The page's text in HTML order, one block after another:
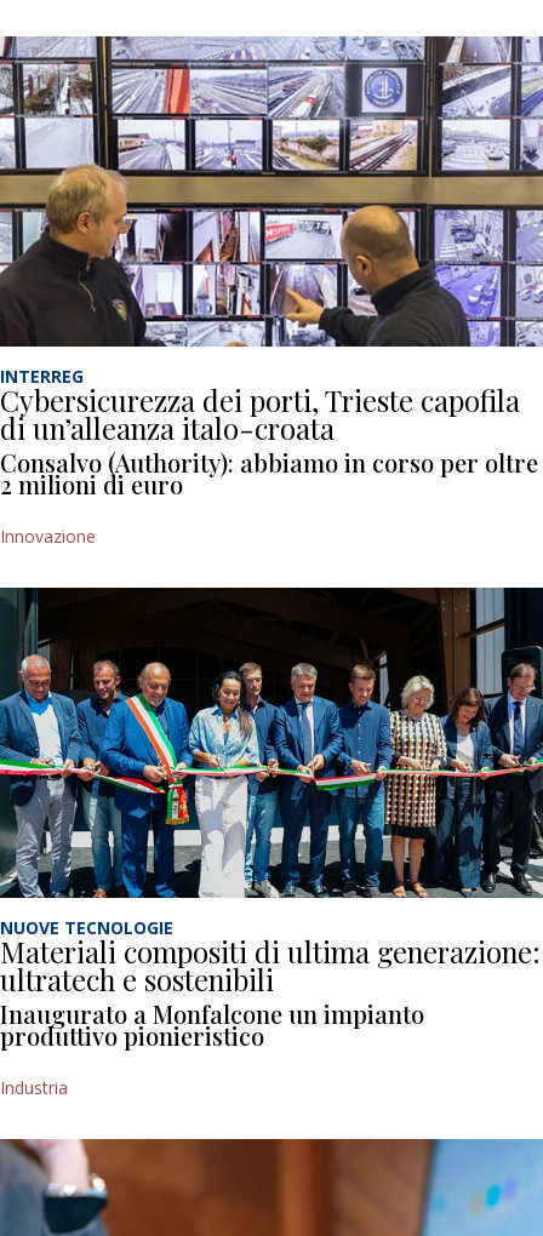
INTERREG
Cybersicurezza dei porti, Trieste capofila
di un’alleanza italo-croata
Consalvo (Authority): abbiamo in corso per oltre
2 milioni di euro
Innovazione
NUOVE TECNOLOGIE
Materiali compositi di ultima generazione:
ultratech e sostenibili
Inaugurato a Monfalcone un impianto
produttivo pionieristico
Industria